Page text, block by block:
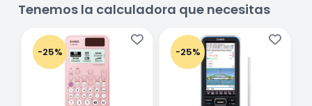
Tenemos la calculadora que necesitas
-25% -25%